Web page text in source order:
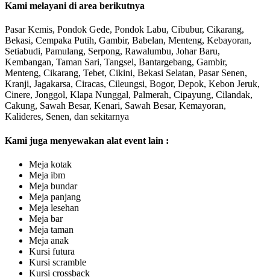
Kami melayani di area berikutnya
Pasar Kemis, Pondok Gede, Pondok Labu, Cibubur, Cikarang,
Bekasi, Cempaka Putih, Gambir, Babelan, Menteng, Kebayoran,
Setiabudi, Pamulang, Serpong, Rawalumbu, Johar Baru,
Kembangan, Taman Sari, Tangsel, Bantargebang, Gambir,
Menteng, Cikarang, Tebet, Cikini, Bekasi Selatan, Pasar Senen,
Kranji, Jagakarsa, Ciracas, Cileungsi, Bogor, Depok, Kebon Jeruk,
Cinere, Jonggol, Klapa Nunggal, Palmerah, Cipayung, Cilandak,
Cakung, Sawah Besar, Kenari, Sawah Besar, Kemayoran,
Kalideres, Senen, dan sekitarnya
Kami juga menyewakan alat event lain :
Meja kotak
Meja ibm
Meja bundar
Meja panjang
Meja lesehan
Meja bar
Meja taman
Meja anak
Kursi futura
Kursi scramble
Kursi crossback